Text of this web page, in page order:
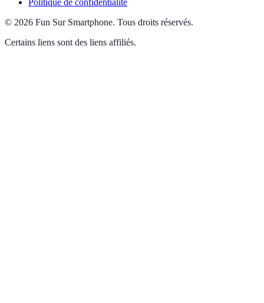
Politique de confidentialité
© 2026 Fun Sur Smartphone. Tous droits réservés.
Certains liens sont des liens affiliés.